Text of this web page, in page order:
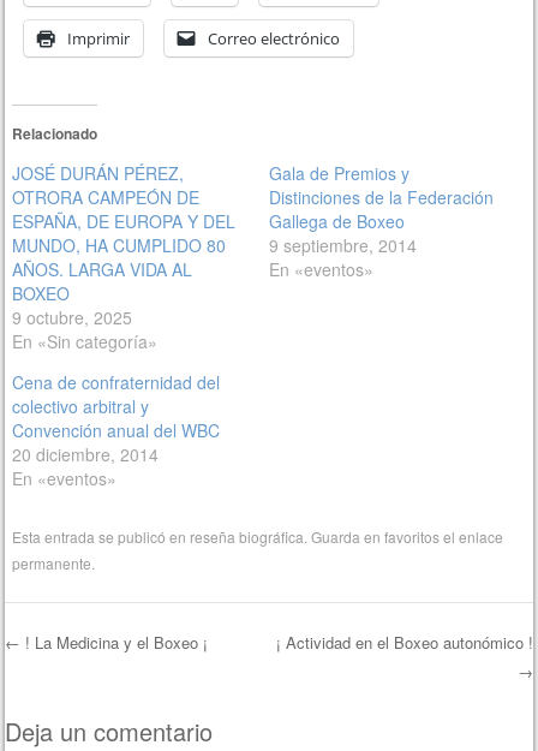
Imprimir Correo electrónico
Relacionado
JOSÉ DURÁN PÉREZ,
OTRORA CAMPEÓN DE
ESPAÑA, DE EUROPA Y DEL
MUNDO, HA CUMPLIDO 80
AÑOS. LARGA VIDA AL
BOXEO
9 octubre, 2025
En «Sin categoría»
Gala de Premios y
Distinciones de la Federación
Gallega de Boxeo
9 septiembre, 2014
En «eventos»
Cena de confraternidad del
colectivo arbitral y
Convención anual del WBC
20 diciembre, 2014
En «eventos»
Esta entrada se publicó en reseña biográfica . Guarda en favoritos elenlace
permanente
← ! La Medicina y el Boxeo ¡
¡ Actividad en el Boxeo autonómico !
→
Deja un comentario